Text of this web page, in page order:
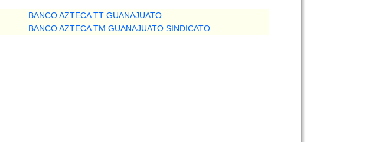
BANCO AZTECA TT GUANAJUATO
BANCO AZTECA TM GUANAJUATO SINDICATO